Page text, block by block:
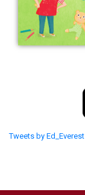
Tweets by Ed_Everest